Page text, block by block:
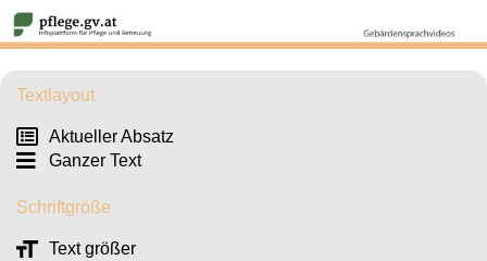
Textlayout
Aktueller Absatz
Ganzer Text
Schriftgröße
Text größer